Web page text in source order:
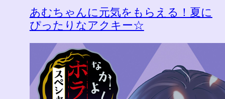
あむちゃんに元気をもらえる！夏に
ぴったりなアクキー☆